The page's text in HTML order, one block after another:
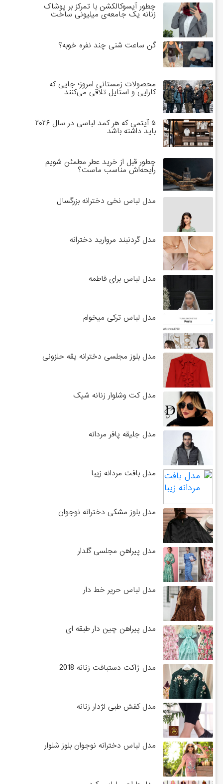
چطور آیسوکالکشن با تمرکز بر پوشاک
زنانه یک جامعه‌ی میلیونی ساخت
گن ساعت شنی چند نفره خوبه؟
محصولات زمستانی امروز؛ جایی که
کارایی و استایل تلاقی می‌کنند
۵ آیتمی که هر کمد لباسی در سال ۲۰۲۶
باید داشته باشد
چطور قبل از خرید عطر مطمئن شویم
رایحه‌اش مناسب ماست؟
مدل لباس نخی دخترانه بزرگسال
مدل گردنبند مروارید دخترانه
مدل لباس برای فاطمه
مدل لباس ترکی میخوام
مدل بلوز مجلسی دخترانه یقه حلزونی
مدل کت وشلوار زنانه شیک
مدل جلیقه پافر مردانه
مدل بافت مردانه زیبا
مدل بلوز مشکی دخترانه نوجوان
مدل پیراهن مجلسی گلدار
مدل لباس حریر خط دار
مدل پیراهن چین دار طبقه ای
مدل ژاکت دستبافت زنانه 2018
مدل کفش طبی لژدار زنانه
مدل لباس دخترانه نوجوان بلوز شلوار